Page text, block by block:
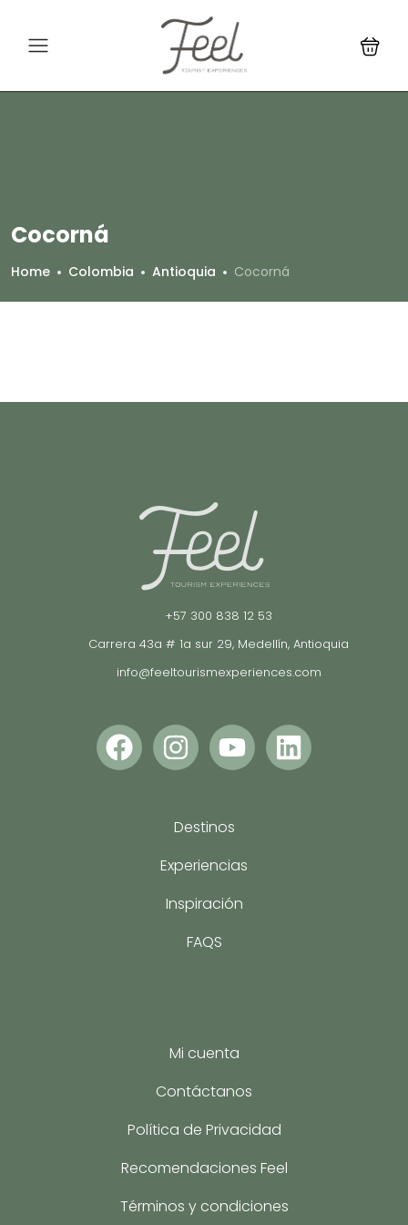
Cocorná
Home Colombia Antioquia Cocorná
+57 300 838 12 53
Carrera 43a # 1a sur 29, Medellín, Antioquia
info@feeltourismexperiences.com
Destinos
Experiencias
Inspiración
FAQS
Mi cuenta
Contáctanos
Política de Privacidad
Recomendaciones Feel
Términos y condiciones